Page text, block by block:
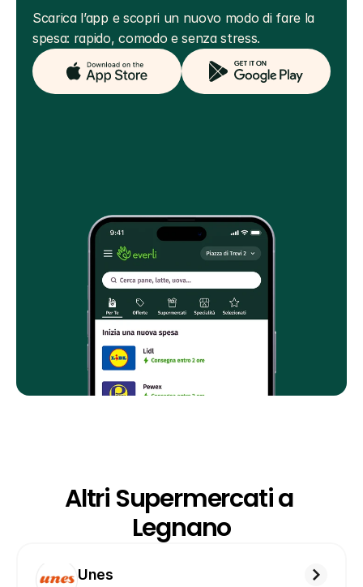
Scarica l’app e scopri un nuovo modo di fare la
spesa: rapido, comodo e senza stress.
Altri Supermercati a
Legnano
Unes